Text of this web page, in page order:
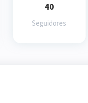
40
Seguidores